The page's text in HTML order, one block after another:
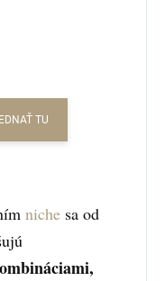
TU
niche sa od